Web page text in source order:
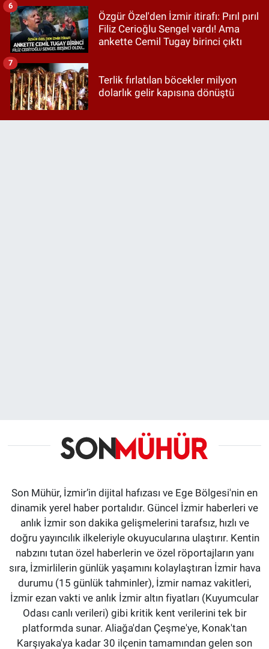
Özgür Özel'den İzmir itirafı: Pırıl pırıl
Filiz Cerioğlu Sengel vardı! Ama
ankette Cemil Tugay birinci çıktı
6
Terlik fırlatılan böcekler milyon
dolarlık gelir kapısına dönüştü
7
Son Mühür, İzmir’in dijital hafızası ve Ege Bölgesi'nin en
dinamik yerel haber portalıdır. Güncel İzmir haberleri ve
anlık İzmir son dakika gelişmelerini tarafsız, hızlı ve
doğru yayıncılık ilkeleriyle okuyucularına ulaştırır. Kentin
nabzını tutan özel haberlerin ve özel röportajların yanı
sıra, İzmirlilerin günlük yaşamını kolaylaştıran İzmir hava
durumu (15 günlük tahminler), İzmir namaz vakitleri,
İzmir ezan vakti ve anlık İzmir altın fiyatları (Kuyumcular
Odası canlı verileri) gibi kritik kent verilerini tek bir
platformda sunar. Aliağa'dan Çeşme'ye, Konak'tan
Karşıyaka'ya kadar 30 ilçenin tamamından gelen son